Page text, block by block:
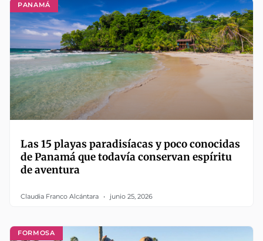
PANAMÁ
Las 15 playas paradisíacas y poco conocidas
de Panamá que todavía conservan espíritu
de aventura
Claudia Franco Alcántara junio 25, 2026
FORMOSA